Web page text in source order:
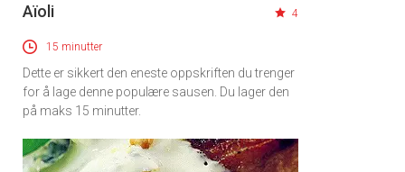
Aïoli 4
15 minutter
Dette er sikkert den eneste oppskriften du trenger
for å lage denne populære sausen. Du lager den
på maks 15 minutter.